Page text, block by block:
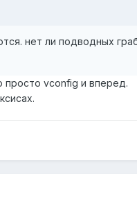
нет ли подводных
просто vconfig и вперед.